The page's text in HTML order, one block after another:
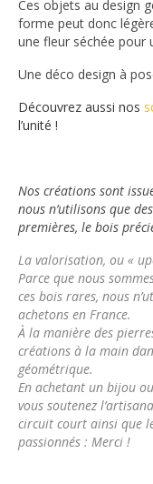
Ces objets au design
forme peut donc
une fleur séchée pour
Une déco design à
Découvrez aussi nos
l’unité !
Nos créations sont
nous n’utilisons que
premières, le bois
La valorisation, ou «
Parce que nous
ces bois rares, nous
achetons en France.
À la manière des
créations à la main
géométrique.
En achetant un bijou
vous soutenez
circuit court ainsi que
passionnés : Merci !